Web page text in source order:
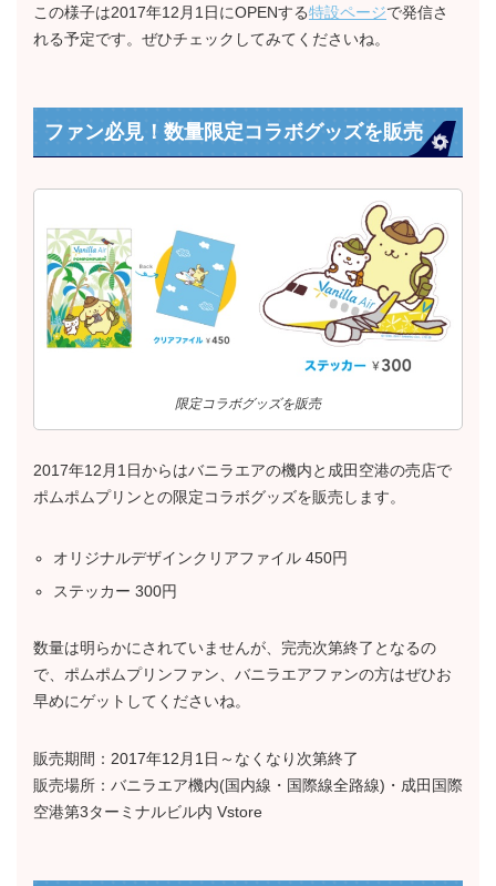
この様子は2017年12月1日にOPENする特設ページで発信さ
れる予定です。ぜひチェックしてみてくださいね。
ファン必見！数量限定コラボグッズを販売
限定コラボグッズを販売
2017年12月1日からはバニラエアの機内と成田空港の売店で
ポムポムプリンとの限定コラボグッズを販売します。
オリジナルデザインクリアファイル 450円
ステッカー 300円
数量は明らかにされていませんが、完売次第終了となるの
で、ポムポムプリンファン、バニラエアファンの方はぜひお
早めにゲットしてくださいね。
販売期間：2017年12月1日～なくなり次第終了
販売場所：バニラエア機内(国内線・国際線全路線)・成田国際
空港第3ターミナルビル内 Vstore